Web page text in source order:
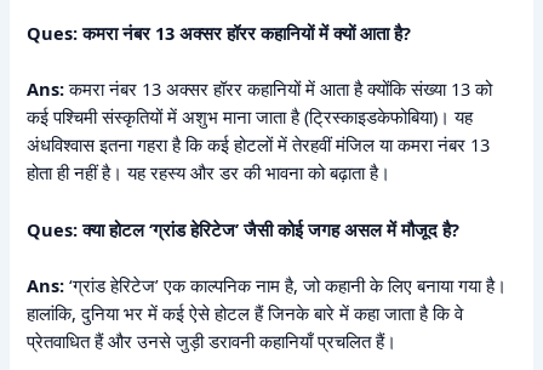
Ques: कमरा नंबर 13 अक्सर हॉरर कहानियों में क्यों आता है?
Ans:कमरा नंबर 13 अक्सर हॉरर कहानियों में आता है क्योंकि संख्या 13 को
कई पश्चिमी संस्कृतियों में अशुभ माना जाता है (ट्रिस्काइडकेफोबिया)। यह
अंधविश्वास इतना गहरा है कि कई होटलों में तेरहवीं मंजिल या कमरा नंबर 13
होता ही नहीं है। यह रहस्य और डर की भावना को बढ़ाता है।
Ques: क्या होटल ‘ग्रांड हेरिटेज’ जैसी कोई जगह असल में मौजूद है?
Ans: ‘ग्रांड हेरिटेज’ एक काल्पनिक नाम है, जो कहानी के लिए बनाया गया है।
हालांकि, दुनिया भर में कई ऐसे होटल हैं जिनके बारे में कहा जाता है कि वे
प्रेतवाधित हैं और उनसे जुड़ी डरावनी कहानियाँ प्रचलित हैं।